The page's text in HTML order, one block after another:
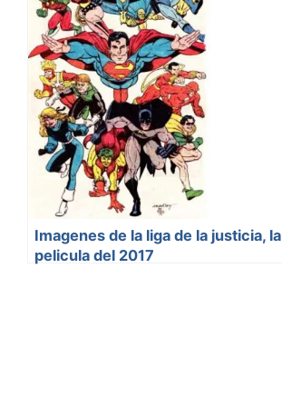
Imagenes de la liga de la justicia, la
pelicula del 2017